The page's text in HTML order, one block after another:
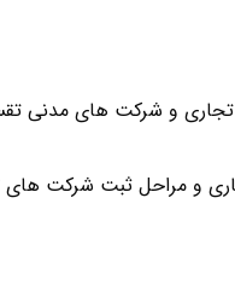
و مراحل ثبت شرکت های